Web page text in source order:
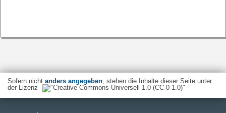
Sofern nicht anders angegeben, stehen die Inhalte dieser Seite unter
der Lizenz